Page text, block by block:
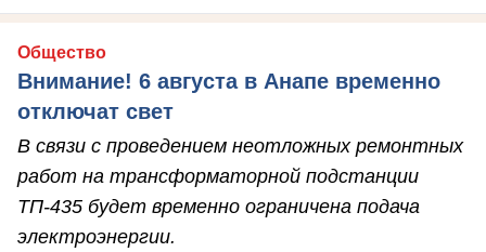
Общество
Внимание! 6 августа в Анапе временно
отключат свет
В связи с проведением неотложных ремонтных
работ на трансформаторной подстанции
ТП-435 будет временно ограничена подача
электроэнергии.